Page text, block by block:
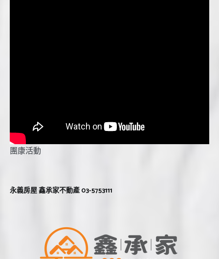
團康活動
永義房屋 鑫承家不動產 03-5753111